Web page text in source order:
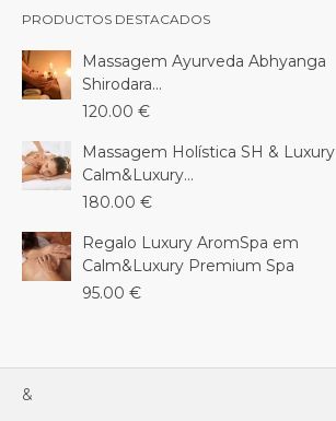
PRODUCTOS DESTACADOS
Massagem Ayurveda Abhyanga
Shirodara...
120.00 €
Massagem Holística SH & Luxury
Calm&Luxury...
180.00 €
Regalo Luxury AromSpa em
Calm&Luxury Premium Spa
95.00 €
&